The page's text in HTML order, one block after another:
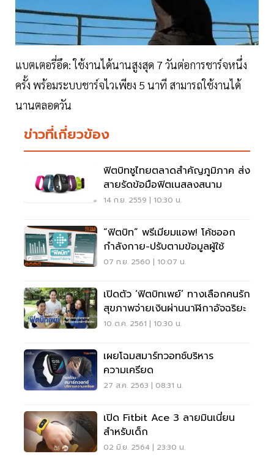
​แบตเตอรี่อึด: ใช้งานได้นานสูงสุด 7 วันต่อการชาร์จหนึ่ง
ครั้ง พร้อมระบบชาร์จไวเพียง 5 นาที สามารถใช้งานได้
นานตลอดวัน
ข่าวที่เกี่ยวข้อง
ฟิตบิทชูไทยตลาดสำคัญภูมิภาค ส่ง
สายรัดข้อมือฟิตเนสลงสนาม
14 ก.ย. 2559 | 10:30 น.
“ฟิตบิท” พรีเมียมแอพ! โค้ชออก
กำลังกาย-ปรับตามข้อมูลผู้ใช้
07 ก.ย. 2560 | 10:07 น.
เปิดตัว ‘ฟิตบิทเพย์’ ทางเลือกคนรัก
สุขภาพจ่ายเงินผ่านนาฬิกาอัจฉริยะ
10 ต.ค. 2561 | 10:30 น.
เผยโฉมสมาร์ทวอทช์บริหาร
ความเครียด
27 ส.ค. 2563 | 08:31 น.
เปิด Fitbit Ace 3 ลายมินเนี่ยน
สำหรับเด็ก
02 มิ.ย. 2564 | 23:30 น.